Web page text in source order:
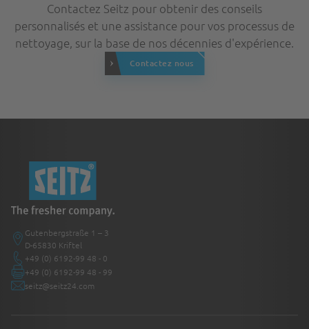
Contactez Seitz pour obtenir des conseils
personnalisés et une assistance pour vos processus de
nettoyage, sur la base de nos décennies d'expérience.
Contactez nous
Gutenbergstraße 1 – 3
D-65830 Kriftel
+49 (0) 6192-99 48 - 0
+49 (0) 6192-99 48 - 99
seitz@seitz24.com